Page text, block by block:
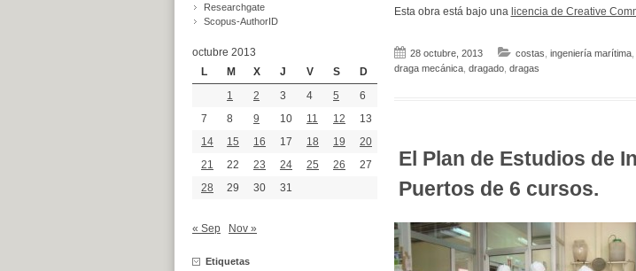
Esta obra está bajo una licencia de Creative
28 octubre, 2013 costas ingeniería marítima,
draga mecánica, dragado, dragas
El Plan de Estudios de
Puertos de 6 cursos.
Researchgate
Scopus-AuthorID
octubre 2013
L
M X J V S
D
1
2 3 4 5
6
7
8 9 10 11 12
13
14
15 16 17 18 19
20
21
22 23 24 25 26
27
28
29 30 31
« Sep Nov »
Etiquetas